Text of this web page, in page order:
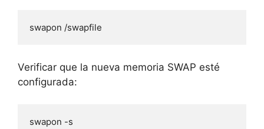
swapon /swapfile
Verificar que la nueva memoria SWAP esté
configurada:
swapon -s